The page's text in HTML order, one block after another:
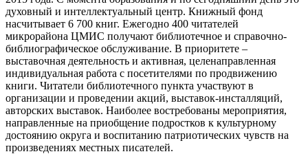
духовный и интеллектуальный центр. Книжный фонд
насчитывает 6 700 книг. Ежегодно 400 читателей
микрорайона ЦМИС получают библиотечное и справочно-
библиографическое обслуживание. В приоритете –
выставочная деятельность и активная, целенаправленная
индивидуальная работа с посетителями по продвижению
книги. Читатели библиотечного пункта участвуют в
организации и проведении акций, выставок-инсталляций,
авторских выставок. Наиболее востребованы мероприятия,
направленные на приобщение подростков к культурному
достоянию округа и воспитанию патриотических чувств на
произведениях местных писателей.